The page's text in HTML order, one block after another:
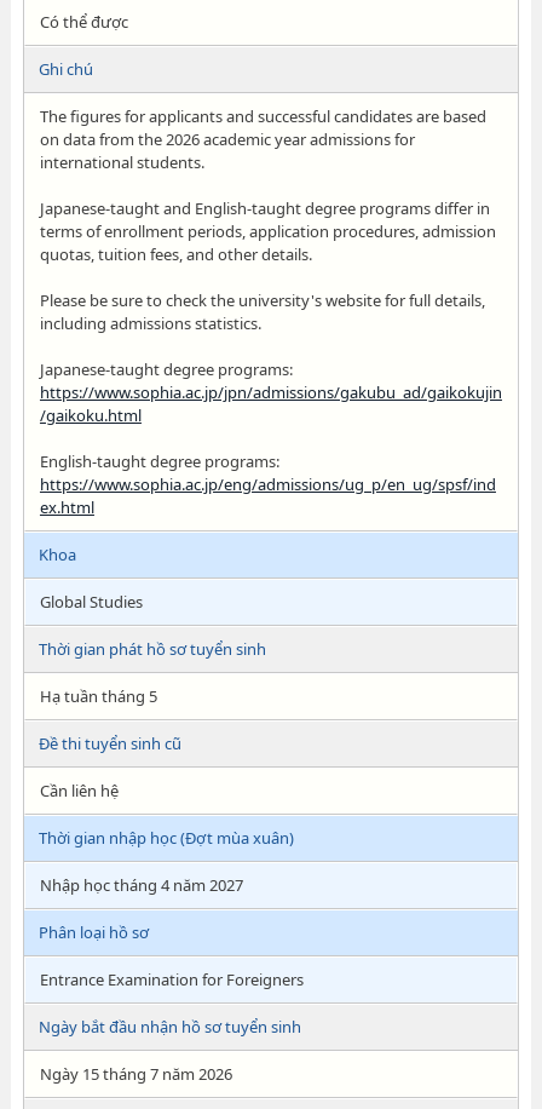
Có thể được
Ghi chú
The figures for applicants and successful candidates are based
on data from the 2026 academic year admissions for
international students.
Japanese-taught and English-taught degree programs differ in
terms of enrollment periods, application procedures, admission
quotas, tuition fees, and other details.
Please be sure to check the university's website for full details,
including admissions statistics.
Japanese-taught degree programs:
https://www.sophia.ac.jp/jpn/admissions/gakubu_ad/gaikokujin
/gaikoku.html
English-taught degree programs:
https://www.sophia.ac.jp/eng/admissions/ug_p/en_ug/spsf/ind
ex.html
Khoa
Global Studies
Thời gian phát hồ sơ tuyển sinh
Hạ tuần tháng 5
Đề thi tuyển sinh cũ
Cần liên hệ
Thời gian nhập học (Đợt mùa xuân)
Nhập học tháng 4 năm 2027
Phân loại hồ sơ
Entrance Examination for Foreigners
Ngày bắt đầu nhận hồ sơ tuyển sinh
Ngày 15 tháng 7 năm 2026